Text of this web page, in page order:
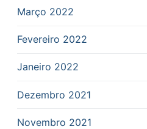
Março 2022
Fevereiro 2022
Janeiro 2022
Dezembro 2021
Novembro 2021